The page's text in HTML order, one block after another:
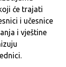
će trajati
i učesnice
i vještine